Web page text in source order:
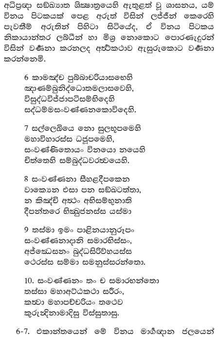
අධිප්‍රඥා සඞ්ඛ්‍යාත ශික්‍ෂාත්‍රයෙහි ඇතුළත් වූ ශාසනය, යම්
විනය පිටකයක් පෙළ අරුත් විසින් ලජ්ජීන් කෙරෙහි
පැවතීම් අරුතින් පිහිටා සිටියේද, ඒ විනය පිටකය
නිකායාන්තර ලබ්ධීන් හා මිශ්‍ර නොකොට පොරණැදුරන්
විසින් වර්‍ණනා කරනලද අර්‍ත්‍ථකථාව ඇසුරුකොට වර්‍ණනා
කරන්නෙමි.
6 කාමඤ්ච පුබ්බාචරියාසභෙහි
ඤාණම්බුනිද්ධොතමලාසවෙහි,
විසුද්ධවිජ්ජාපටිසම්භිදෙහි
සද්ධම්මසංවණ්ණනකොවිදෙහි.
7 සල්ලෙඛියෙ නො සුලභූපමෙහි
මහාවිහාරස්ස ධජූපමෙහි,
සංවණ්ණිතොයං විනයො නයෙහි
චිත්තෙහි සම්බුද්ධවරත්‍වයෙහි.
8 සංවණ්ණනා සීහළදීපකෙන
වාක්‍යෙන එසා පන සඞ්ඛටත්තා,
න කිඤ්චි අත්‍ථං අභිසම්භුනාති
දීපන්තරෙ භික්‍‍‍ඛුජනස්ස යස්මා
9 තස්මා ඉමං පාළිනයානුරූපං
සංවණ්ණනාදානි සමාරභිස්සං,
අජ්ඣෙසනං බුද්ධසිරිව්හයස්ස
ථෙරස්ස සම්මා සමනුස්සරන්තො.
10. සංවණ්ණනං තං ච සමාරභන්තො
තස්සා මහාඅට්ඨකථා සරීරං,
කත්‍වා මහාපච්චරියං තථෙව
කුරුන්‍දිනාමාදිසු විස්සුතාසු.
6-7. එකාන්තයෙන් මේ විනය මාර්‍ගඥාන ජලයෙන්